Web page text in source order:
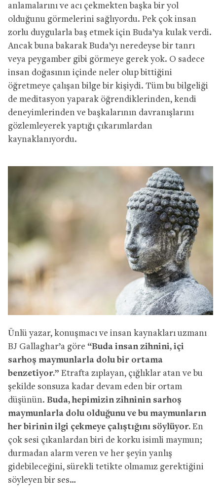
anlamalarını ve acı çekmekten başka bir yol
olduğunu görmelerini sağlıyordu. Pek çok insan
zorlu duygularla baş etmek için Buda’ya kulak verdi.
Ancak buna bakarak Buda’yı neredeyse bir tanrı
veya peygamber gibi görmeye gerek yok. O sadece
insan doğasının içinde neler olup bittiğini
öğretmeye çalışan bilge bir kişiydi. Tüm bu bilgeliği
de meditasyon yaparak öğrendiklerinden, kendi
deneyimlerinden ve başkalarının davranışlarını
gözlemleyerek yaptığı çıkarımlardan
kaynaklanıyordu.
Ünlü yazar, konuşmacı ve insan kaynakları uzmanı
BJ Gallaghar’a göre “Buda insan zihnini, içi
sarhoş maymunlarla dolu bir ortama
benzetiyor.” Etrafta zıplayan, çığlıklar atan ve bu
şekilde sonsuza kadar devam eden bir ortam
düşünün. Buda, hepimizin zihninin sarhoş
maymunlarla dolu olduğunu ve bu maymunların
her birinin ilgi çekmeye çalıştığını söylüyor. En
çok sesi çıkanlardan biri de korku isimli maymun;
durmadan alarm veren ve her şeyin yanlış
gidebileceğini, sürekli tetikte olmamız gerektiğini
söyleyen bir ses…